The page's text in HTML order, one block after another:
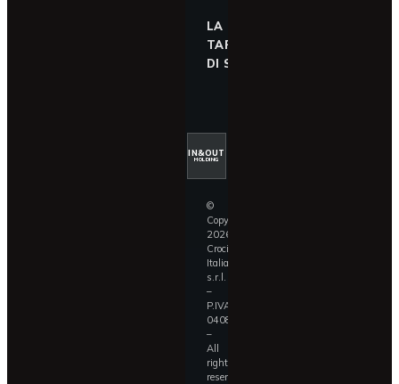
LA
TAPPARELLA
DI SICUREZZA
IN&OUT
HOLDING
©
Copyright
2026
Croci
Italia
s.r.l.
–
P.IVA
04087390409
–
All
rights
reserved.